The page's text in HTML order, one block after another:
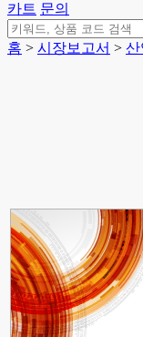
카트 문의
홈 > 시장보고서 > 산